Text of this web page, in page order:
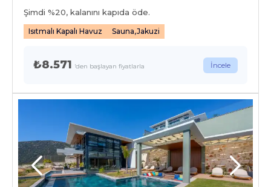
Şimdi %20, kalanını kapıda öde.
Isıtmalı Kapalı Havuz Sauna,Jakuzi
₺8.571 'den başlayan fiyatlarla İncele